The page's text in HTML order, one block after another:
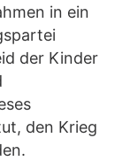
in ein
der Kinder
den Krieg